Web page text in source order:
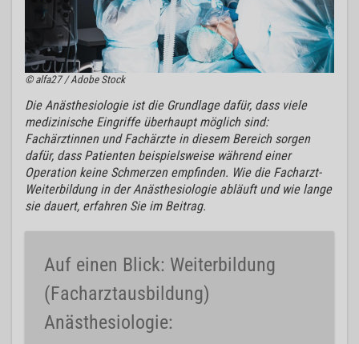
© alfa27 / Adobe Stock
Die Anästhesiologie ist die Grundlage dafür, dass viele
medizinische Eingriffe überhaupt möglich sind:
Fachärztinnen und Fachärzte in diesem Bereich sorgen
dafür, dass Patienten beispielsweise während einer
Operation keine Schmerzen empfinden. Wie die Facharzt-
Weiterbildung in der Anästhesiologie abläuft und wie lange
sie dauert, erfahren Sie im Beitrag.
Auf einen Blick: Weiterbildung
(Facharztausbildung)
Anästhesiologie: